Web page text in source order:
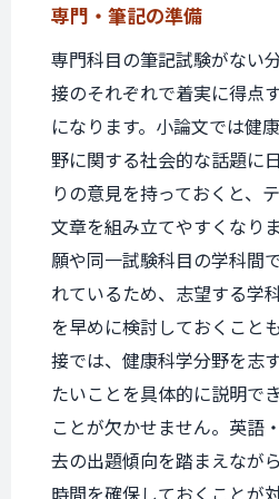
専門・筆記の準備
専門科目の筆記試験がない
接のそれぞれで着実に得点
になります。小論文では健
野に関する社会的な話題に
りの意見を持っておくと、
文章を組み立てやすくなり
願や同一試験科目の学科間
れているため、志望する学
を早めに検討しておくこと
接では、健康科学分野を志
たいことを具体的に説明で
ことが欠かせません。英語
去の出題傾向を踏まえなが
時間を確保しておくことが